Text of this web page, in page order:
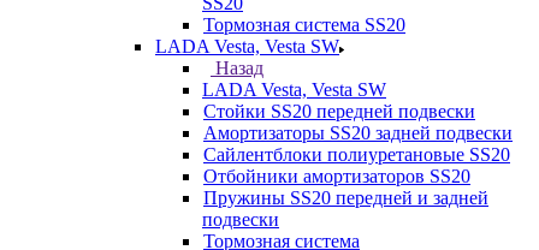
Тормозная система SS20
LADA Vesta, Vesta SW
Назад
LADA Vesta, Vesta SW
Стойки SS20 передней подвески
Амортизаторы SS20 задней подвески
Сайлентблоки полиуретановые SS20
Отбойники амортизаторов SS20
Пружины SS20 передней и задней
подвески
Тормозная система